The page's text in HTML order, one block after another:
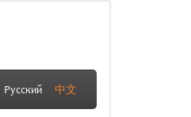
Русский 中文